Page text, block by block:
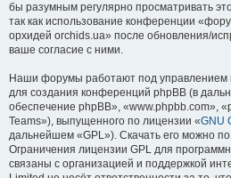
бы разумным регулярно просматривать
так как использование конференции
орхидей orchids.ua» после обновления/
ваше согласие с ними.
Наши форумы работают под управлением
для создания конференций phpBB (в
обеспечение phpBB», «www.phpbb.com»,
Teams»), выпущенного по лицензии «GNU
дальнейшем «GPL»). Скачать его можно
Ограничения лицензии GPL для
связаны с организацией и поддержкой